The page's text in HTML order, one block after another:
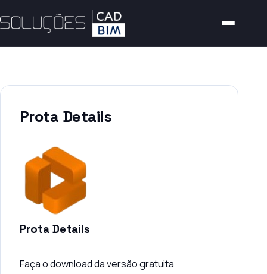
Prota Details
Prota Details
Faça o download da versão gratuita